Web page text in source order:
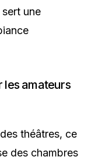
une
les amateurs
théâtres, ce
des chambres